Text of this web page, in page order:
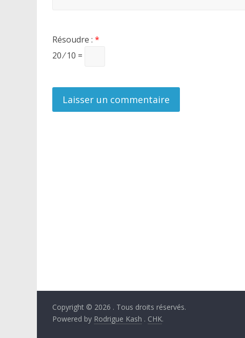
Résoudre : *
20 ⁄ 10 =
Copyright © 2026 . Tous droits réservés.
Powered by Rodrigue Kash . CHK.